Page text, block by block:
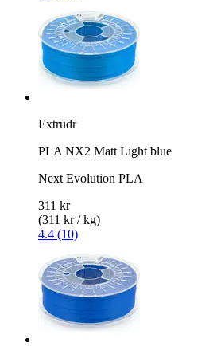
Extrudr
PLA NX2 Matt Light blue
Next Evolution PLA
311 kr
(311 kr / kg)
4.4 (10)